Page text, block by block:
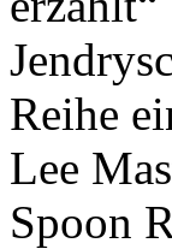
Reihe
Lee
Spoon